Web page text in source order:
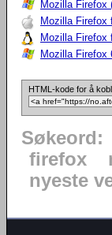
Mozilla Firefox
Mozilla Firefox
Mozilla Firefox
Mozilla Firefox
HTML-kode for å
Søkeord:
firefox
nyeste